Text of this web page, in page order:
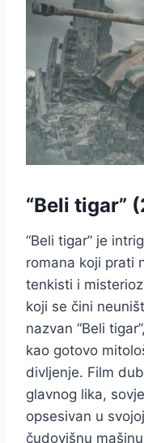
“Beli tigar”
“Beli tigar” je
romana koji prati
tenkisti i
koji se čini
nazvan “Beli
kao gotovo
divljenje. Film
glavnog lika,
opsesivan u
čudovišnu